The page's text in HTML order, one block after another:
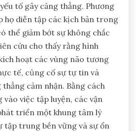
tố gây căng thẳng. Phương
họ diễn tập các kịch bản trong
thể giảm bớt sự không chắc
cứu cho thấy rằng hình
hoạt các vùng não tương
tế, củng cố sự tự tin và
cảm nhận. Bằng cách
việc tập luyện, các vận
triển một khung tâm lý
tập trung bền vững và sự ổn